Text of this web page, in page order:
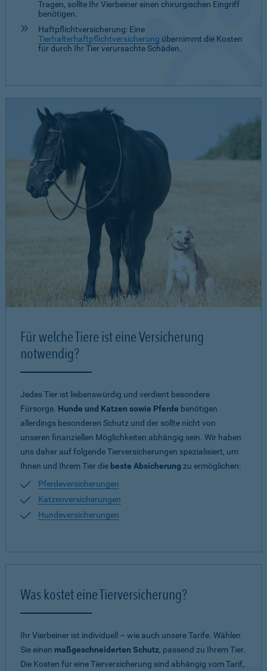
Tragen, sollte Ihr Vierbeiner einen chirurgischen Eingriff
benötigen.
Haftpflichtversicherung: Eine
Tierhalterhaftpflichtversicherung übernimmt die Kosten
für durch Ihr Tier verursachte Schäden.
Für welche Tiere ist eine Versicherung
notwendig?
Jedes Tier ist liebenswürdig und verdient besondere
Fürsorge. Hunde und Katzen sowie Pferde benötigen
allerdings besonderen Schutz und der sollte nicht von
unseren finanziellen Möglichkeiten abhängig sein. Wir haben
uns daher auf folgende Tierversicherungen spezialisiert, um
Ihnen und Ihrem Tier die beste Absicherung zu ermöglichen:
Pferdeversicherungen
Katzenversicherungen
Hundeversicherungen
Was kostet eine Tierversicherung?
Ihr Vierbeiner ist individuell – wie auch unsere Tarife. Wählen
Sie einen maßgeschneiderten Schutz, passend zu Ihrem Tier.
Die Kosten für eine Tierversicherung sind abhängig vom Tarif,